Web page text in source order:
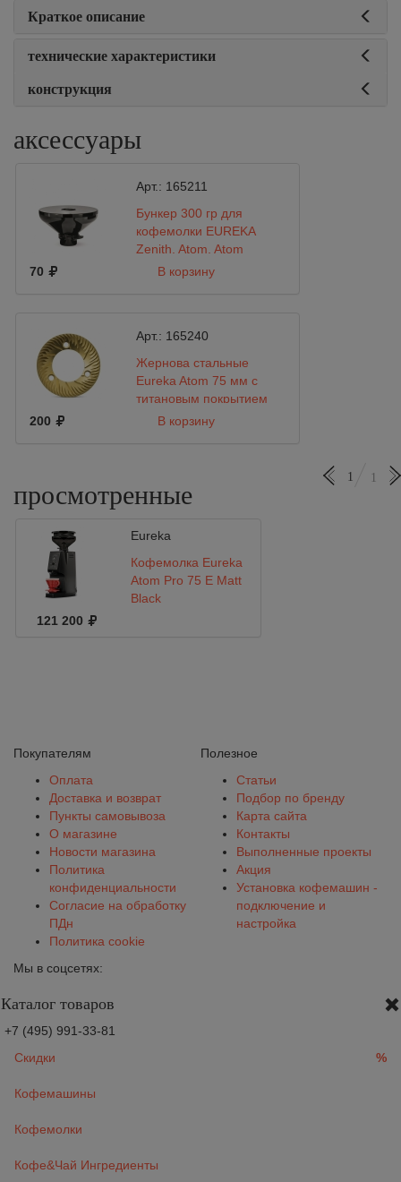
Краткое описание
технические характеристики
конструкция
аксессуары
Арт.: 165211
Бункер 300 гр для
кофемолки EUREKA
Zenith, Atom, Atom
Speciality, Drogheria
70 В корзину
Арт.: 165240
Жернова стальные
Eureka Atom 75 мм с
титановым покрытием
200
В корзину
просмотренные
1 1
Eureka
Кофемолка Eureka
Atom Pro 75 E Matt
Black
121 200
Покупателям
Оплата
Доставка и возврат
Пункты самовывоза
О магазине
Новости магазина
Политика
конфиденциальности
Согласие на обработку
ПДн
Политика cookie
Полезное
Статьи
Подбор по бренду
Карта сайта
Контакты
Выполненные проекты
Акция
Установка кофемашин -
подключение и
настройка
Мы в соцсетях:
Каталог товаров
+7 (495) 991-33-81
Скидки
%
Кофемашины
Кофемолки
Кофе&Чай Ингредиенты